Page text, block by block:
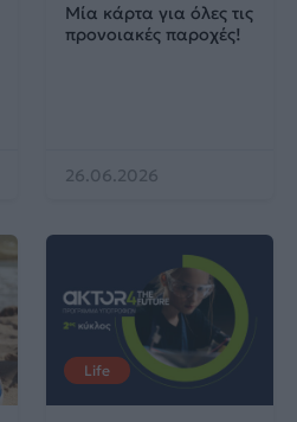
Μία κάρτα για όλες τις
προνοιακές παροχές!
26.06.2026
Life